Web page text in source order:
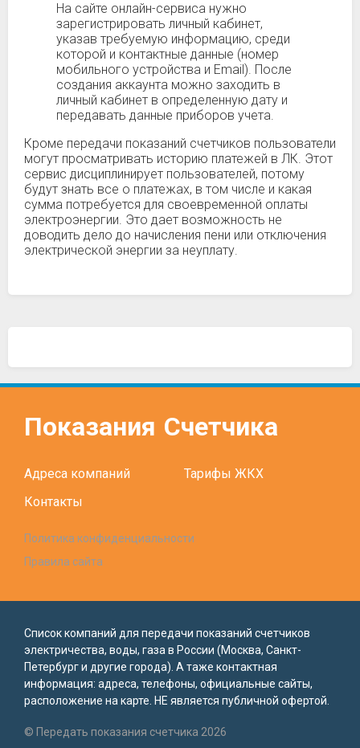
На сайте онлайн-сервиса нужно
зарегистрировать личный кабинет,
указав требуемую информацию, среди
которой и контактные данные (номер
мобильного устройства и Email). После
создания аккаунта можно заходить в
личный кабинет в определенную дату и
передавать данные приборов учета.
Кроме передачи показаний счетчиков пользователи
могут просматривать историю платежей в ЛК. Этот
сервис дисциплинирует пользователей, потому
будут знать все о платежах, в том числе и какая
сумма потребуется для своевременной оплаты
электроэнергии. Это дает возможность не
доводить дело до начисления пени или отключения
электрической энергии за неуплату.
Показания Счетчика
Адреса компаний
Тарифы ЖКХ
Контакты
Политика конфиденциальности
Правила сайта
Список компаний для передачи показаний счетчиков
электричества, воды, газа в России (Москва, Санкт-
Петербург и другие города). А таже контактная
информация: адреса, телефоны, официальные сайты,
расположение на карте. НЕ является публичной офертой.
© Передать показания счетчика 2026